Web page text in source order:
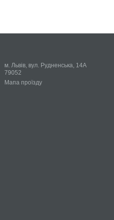
м. Львів, вул. Рудненська, 14А
79052
Мапа проїзду